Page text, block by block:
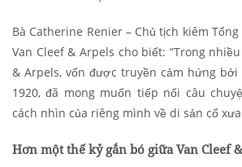
Bà Catherine Renier – Chủ tịch kiêm
Van Cleef & Arpels cho biết: “Trong
& Arpels, vốn được truyền cảm hứng
1920, đã mong muốn tiếp nối câu
cách nhìn của riêng mình về di sản cổ xưa
Hơn một thế kỷ gắn bó giữa Van Cleef